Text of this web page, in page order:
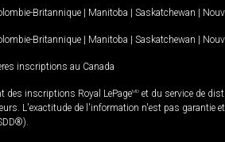
Britannique | Manitoba | Saskatchewan |
Britannique | Manitoba | Saskatchewan |
inscriptions au Canada
des inscriptions Royal LePageMD et du service de
L'exactitude de l'information n'est pas garantie